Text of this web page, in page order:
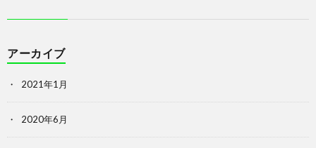
アーカイブ
2021年1月
2020年6月